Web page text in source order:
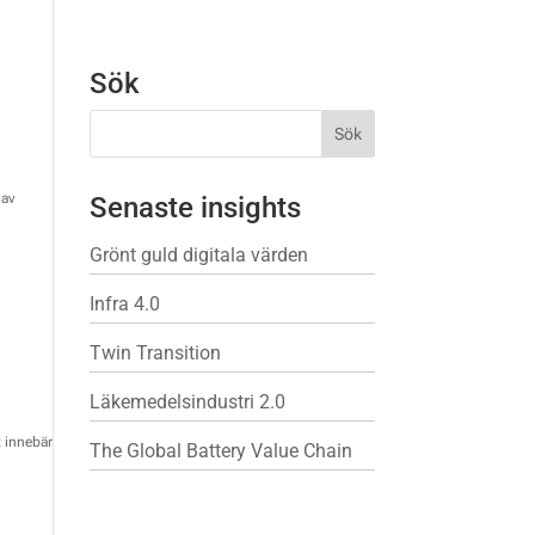
innebär
Sök
Senaste insights
Grönt guld digitala värden
Infra 4.0
Twin Transition
Läkemedelsindustri 2.0
The Global Battery Value Chain